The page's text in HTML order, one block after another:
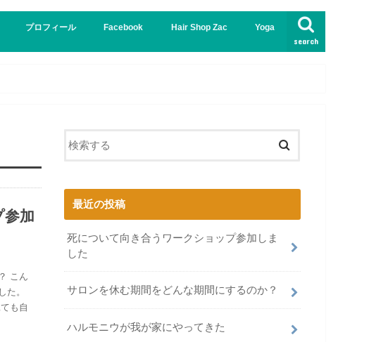
search
プロフィール Facebook Hair Shop Zac Yoga
インド
哲学
参加
こん
た。
も自
最近の投稿
死について向き合うワークショップ参加しま
した
サロンを休む期間をどんな期間にするのか？
ハルモニウが我が家にやってきた